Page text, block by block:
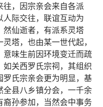
，因宗亲会来自各派
人际交往，联谊互动为
然仙逝者，有派系灵塔
塔，也由某一世代起，
味生前因环境变迁而疏
关西罗氏宗祠，其组织
罗氏宗亲会更为明显，基
县八乡镇分会，一千余
裔孙参加，当然会中事务